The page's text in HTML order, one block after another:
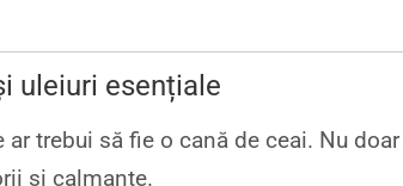
uleiuri esențiale
trebui să fie o cană de ceai. Nu
și calmante.